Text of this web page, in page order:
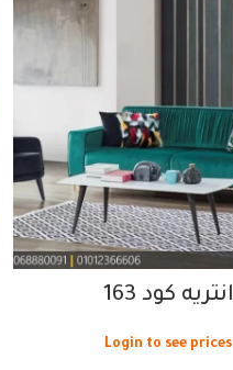
انتريه كود 163
Login to see prices